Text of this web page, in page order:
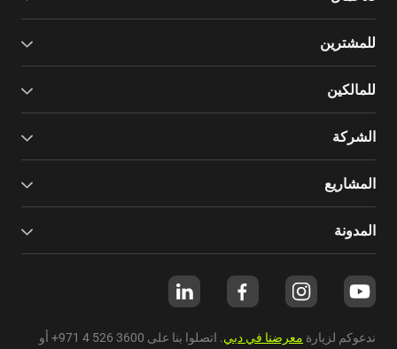
للمشترين
للمالكين
الشركة
المشاريع
المدونة
ندعوكم لزيارة معرضنا في دبي. اتصلوا بنا على +971 4 526 3600 أو